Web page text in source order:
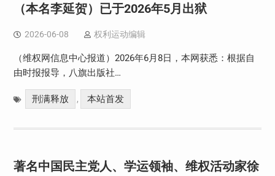
（本名李延贺）已于2026年5月出狱
2026-06-08 权利运动编辑
（维权网信息中心报道）2026年6月8日，本网获悉：根据自
由时报报导，八旗出版社…
刑满释放 , 本站首发
著名中国民主党人、学运领袖、维权活动家徐